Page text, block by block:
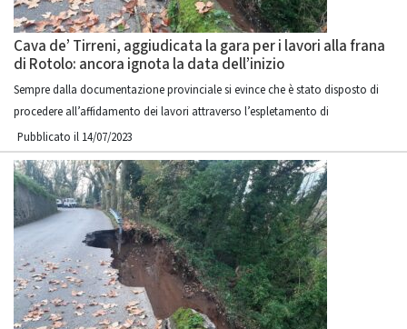
Cava de’ Tirreni, aggiudicata la gara per i lavori alla frana
di Rotolo: ancora ignota la data dell’inizio
Sempre dalla documentazione provinciale si evince che è stato disposto di
procedere all’affidamento dei lavori attraverso l’espletamento di
Pubblicato il 14/07/2023